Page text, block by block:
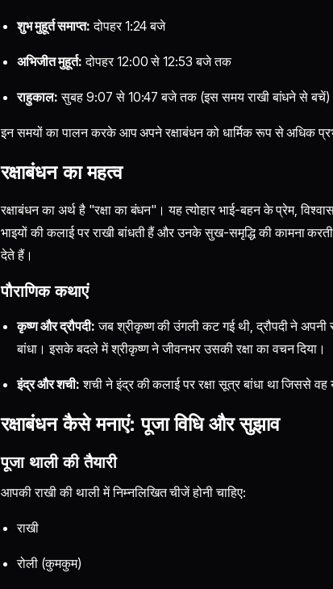
शुभ मुहूर्त समाप्त: दोपहर 1:24 बजे
अभिजीत मुहूर्त: दोपहर 12:00 से 12:53 बजे तक
राहुकाल: सुबह 9:07 से 10:47 बजे तक (इस समय राखी बांधने से बचें)
इन समयों का पालन करके आप अपने रक्षाबंधन को धार्मिक रूप से अधिक
रक्षाबंधन का महत्व
रक्षाबंधन का अर्थ है "रक्षा का बंधन"। यह त्योहार भाई-बहन के प्रेम,
भाइयों की कलाई पर राखी बांधती हैं और उनके सुख-समृद्धि की कामना
देते हैं।
पौराणिक कथाएं
कृष्ण और द्रौपदी: जब श्रीकृष्ण की उंगली कट गई थी, द्रौपदी ने
बांधा। इसके बदले में श्रीकृष्ण ने जीवनभर उसकी रक्षा का वचन दिया।
इंद्र और शची: शची ने इंद्र की कलाई पर रक्षा सूत्र बांधा था जिससे वह
रक्षाबंधन कैसे मनाएं: पूजा विधि और सुझाव
पूजा थाली की तैयारी
आपकी राखी की थाली में निम्नलिखित चीजें होनी चाहिए:
राखी
रोली (कुमकुम)